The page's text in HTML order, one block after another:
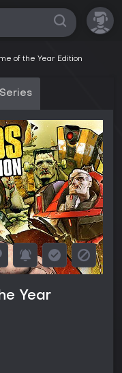
of the Year Edition
Year